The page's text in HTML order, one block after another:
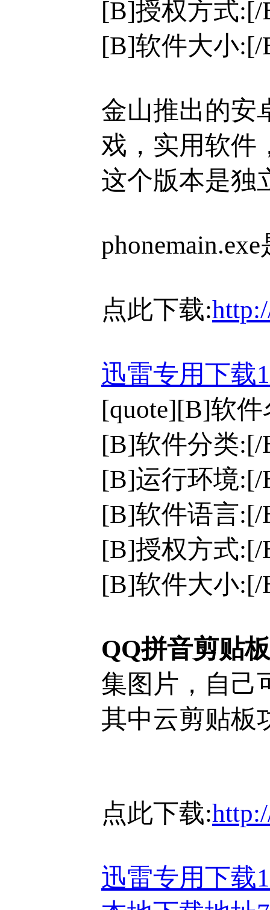
[B]授权方式
[B]软件大小:[/
金山推出的安
戏，实用软件
这个版本是独
点此下载:
迅雷专用下载
[quote][B]软
[B]软件分类
[B]运行环境:[/
[B]软件语言
[B]授权方式
[B]软件大小:[/
QQ拼音剪贴板
集图片，自己
其中云剪贴板
点此下载:
迅雷专用下载